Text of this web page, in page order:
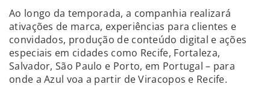
Ao longo da temporada, a companhia realizará
ativações de marca, experiências para clientes e
convidados, produção de conteúdo digital e ações
especiais em cidades como Recife, Fortaleza,
Salvador, São Paulo e Porto, em Portugal – para
onde a Azul voa a partir de Viracopos e Recife.